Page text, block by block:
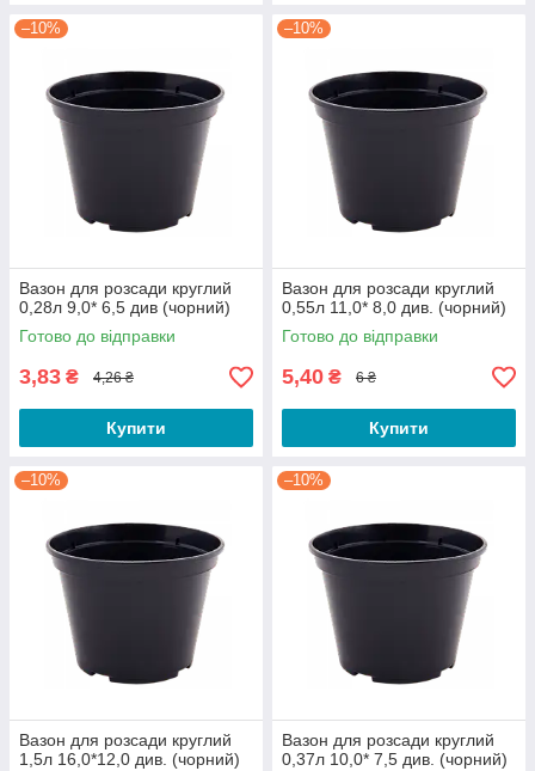
–10%
Вазон для розсади круглий
0,28л 9,0* 6,5 див (чорний)
Готово до відправки
3,83 ₴ 4,26 ₴
Купити
–10%
Вазон для розсади круглий
0,55л 11,0* 8,0 див. (чорний)
Готово до відправки
5,40 ₴ 6 ₴
Купити
–10%
Вазон для розсади круглий
1,5л 16,0*12,0 див. (чорний)
–10%
Вазон для розсади круглий
0,37л 10,0* 7,5 див. (чорний)